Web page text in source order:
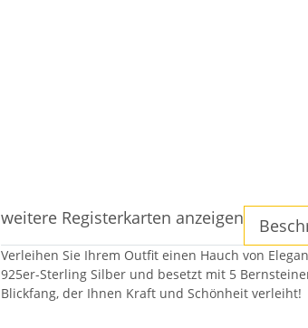
weitere Registerkarten anzeigen
Verleihen Sie Ihrem Outfit einen Hauch von
925er-Sterling Silber und besetzt mit 5
Blickfang, der Ihnen Kraft und Schönheit verleiht!